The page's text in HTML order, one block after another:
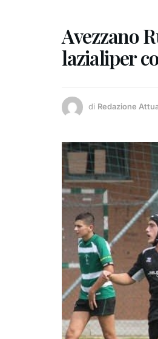
Avezzano
lazialiper
di Redazione